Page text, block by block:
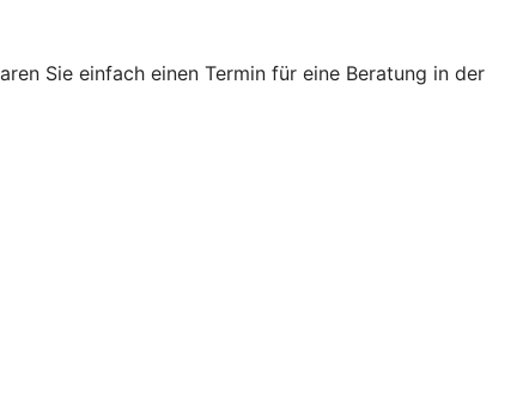
Sie einfach einen Termin für eine Beratung in der